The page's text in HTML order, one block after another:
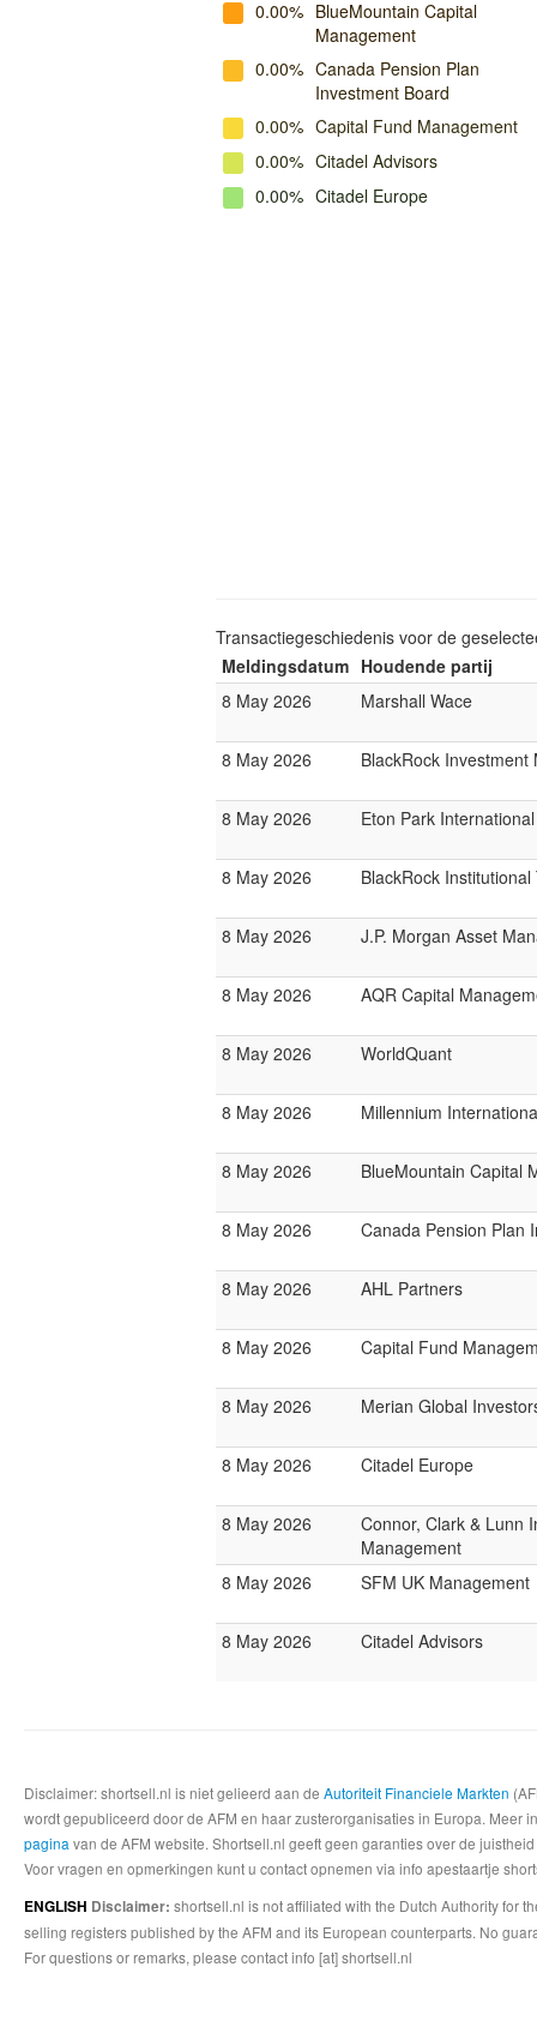
0.00% BlueMountain Capital
Management
0.00% Canada Pension Plan
Investment Board
0.00% Capital Fund Management
0.00% Citadel Advisors
0.00% Citadel Europe
Transactiegeschiedenis voor de
Meldingsdatum Houdende partij
8 May 2026
Marshall Wace
8 May 2026 BlackRock Investment
8 May 2026 Eton Park International
8 May 2026 BlackRock
8 May 2026 J.P. Morgan Asset
8 May 2026 AQR Capital
8 May 2026 WorldQuant
8 May 2026 Millennium
8 May 2026 BlueMountain Capital
8 May 2026 Canada Pension Plan
8 May 2026 AHL Partners
8 May 2026 Capital Fund
8 May 2026 Merian Global
8 May 2026 Citadel Europe
8 May 2026
Connor, Clark & Lunn
Management
8 May 2026
SFM UK Management
8 May 2026 Citadel Advisors
Disclaimer: shortsell.nl is niet gelieerd aan de Autoriteit Financiele Markten
wordt gepubliceerd door de AFM en haar zusterorganisaties in Europa.
pagina van de AFM website. Shortsell.nl geeft geen garanties over de
Voor vragen en opmerkingen kunt u contact opnemen via info apestaartje
ENGLISH Disclaimer: shortsell.nl is not affiliated with the Dutch Authority for
selling registers published by the AFM and its European counterparts. No
For questions or remarks, please contact info [at] shortsell.nl